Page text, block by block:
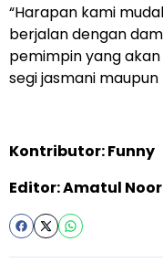
“Harapan kami
berjalan dengan
pemimpin yang
segi jasmani
Kontributor: Funny
Editor: Amatul Noor